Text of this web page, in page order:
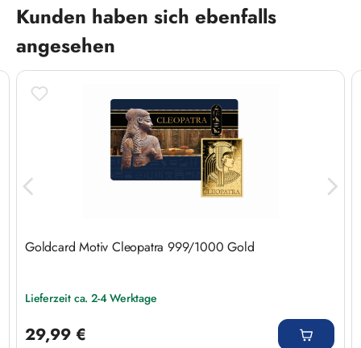
Produktgalerie überspringen
Kunden haben sich ebenfalls
angesehen
Goldcard Motiv Cleopatra 999/1000 Gold
Lieferzeit ca. 2-4 Werktage
29,99 €